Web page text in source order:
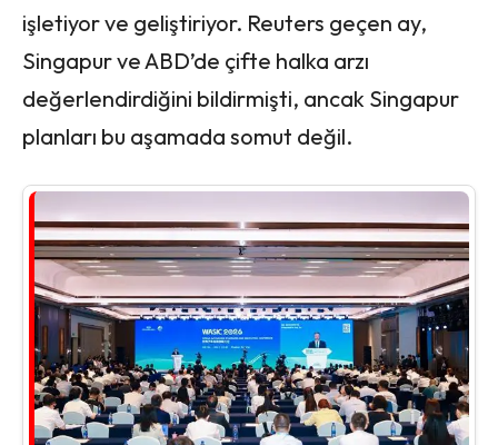
işletiyor ve geliştiriyor. Reuters geçen ay,
Singapur ve ABD’de çifte halka arzı
değerlendirdiğini bildirmişti, ancak Singapur
planları bu aşamada somut değil.